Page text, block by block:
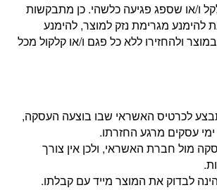
ו/או שספג פגיעה כלשהי. כן מתבקשות
להימנע מגרימת נזק למוצר, להימנע
ולהחזירו ללא כל פגם ו/או קלקול מכל
לכרטיס האשראי שבו בוצעה העסקה,
מול חברת האשראי, ולכן אין צורך
לבדוק את המוצר מייד עם קבלתו.